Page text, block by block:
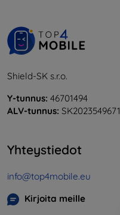
Shield-SK s.r.o.
Y-tunnus: 46701494
ALV-tunnus: SK2023549671
Yhteystiedot
info@top4mobile.eu
Kirjoita meille